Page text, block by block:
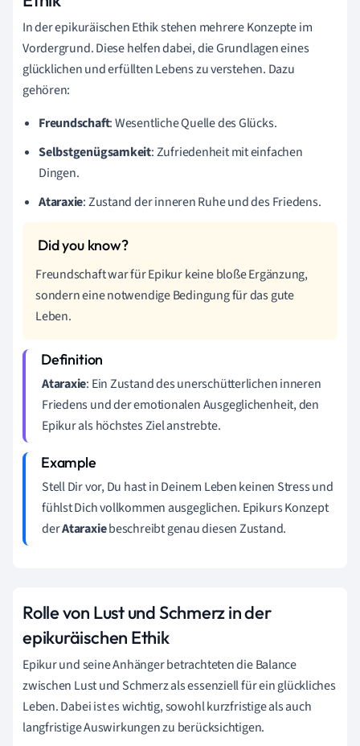
In der epikuräischen Ethik stehen mehrere Konzepte im
Vordergrund. Diese helfen dabei, die Grundlagen eines
glücklichen und erfüllten Lebens zu verstehen. Dazu
gehören:
Freundschaft: Wesentliche Quelle des Glücks.
Selbstgenügsamkeit: Zufriedenheit mit einfachen
Dingen.
Ataraxie: Zustand der inneren Ruhe und des Friedens.
Freundschaft war für Epikur keine bloße Ergänzung,
sondern eine notwendige Bedingung für das gute
Leben.
Ataraxie: Ein Zustand des unerschütterlichen inneren
Friedens und der emotionalen Ausgeglichenheit, den
Epikur als höchstes Ziel anstrebte.
Stell Dir vor, Du hast in Deinem Leben keinen Stress und
fühlst Dich vollkommen ausgeglichen. Epikurs Konzept
derAtaraxiebeschreibt genau diesen Zustand.
Rolle von Lust und Schmerz in der
epikuräischen Ethik
Epikur und seine Anhänger betrachteten die Balance
zwischen Lust und Schmerz als essenziell für ein glückliches
Leben. Dabei ist es wichtig, sowohl kurzfristige als auch
langfristige Auswirkungen zu berücksichtigen.